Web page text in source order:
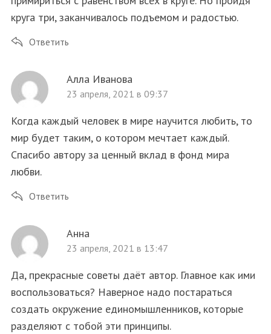
круга три, заканчивалось подъемом и радостью.
Ответить
Алла Иванова
23 апреля, 2021 в 09:37
Когда каждый человек в мире научится любить, то
мир будет таким, о котором мечтает каждый.
Спасибо автору за ценный вклад в фонд мира
любви.
Ответить
Анна
23 апреля, 2021 в 13:47
Да, прекрасные советы даёт автор. Главное как ими
воспользоваться? Наверное надо постараться
создать окружение единомышленников, которые
разделяют с тобой эти принципы.